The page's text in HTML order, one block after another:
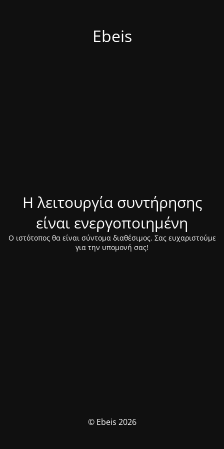
Ebeis
Η λειτουργία συντήρησης
είναι ενεργοποιημένη
Ο ιστότοπος θα είναι σύντομα διαθέσιμος. Σας ευχαριστούμε
για την υπομονή σας!
© Ebeis 2026